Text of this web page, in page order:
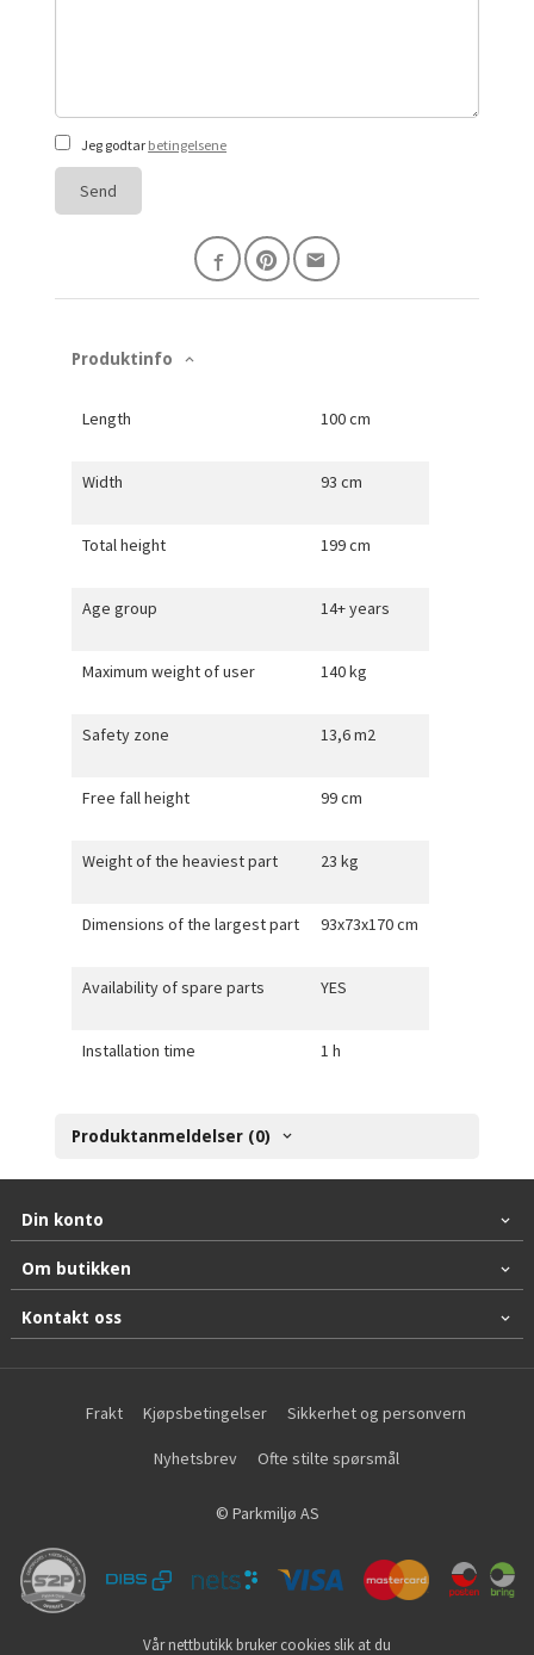
Jeg godtar betingelsene
Send
Produktinfo
Length 100 cm
Width 93 cm
Total height 199 cm
Age group 14+ years
Maximum weight of user 140 kg
Safety zone 13,6 m2
Free fall height 99 cm
Weight of the heaviest part 23 kg
Dimensions of the largest part 93x73x170 cm
Availability of spare parts YES
Installation time 1 h
Produktanmeldelser (0)
Din konto
Om butikken
Kontakt oss
Frakt Kjøpsbetingelser Sikkerhet og personvern
Nyhetsbrev Ofte stilte spørsmål
© Parkmiljø AS
Vår nettbutikk bruker cookies slik at du